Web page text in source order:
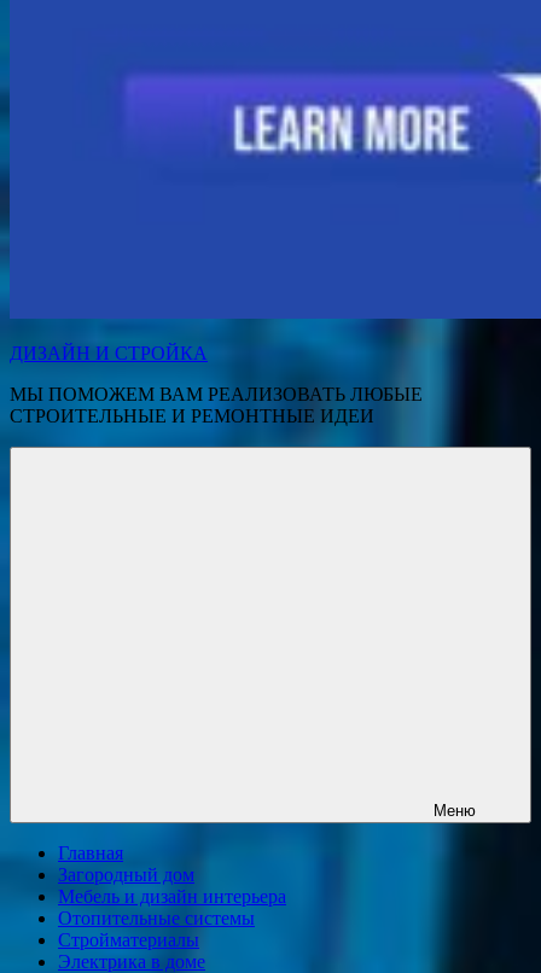
ДИЗАЙН И СТРОЙКА
МЫ ПОМОЖЕМ ВАМ РЕАЛИЗОВАТЬ ЛЮБЫЕ
СТРОИТЕЛЬНЫЕ И РЕМОНТНЫЕ ИДЕИ
Меню
Главная
Загородный дом
Мебель и дизайн интерьера
Отопительные системы
Стройматериалы
Электрика в доме